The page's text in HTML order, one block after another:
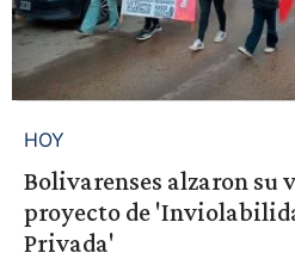
HOY
Bolivarenses alzaron su
proyecto de
Privada'